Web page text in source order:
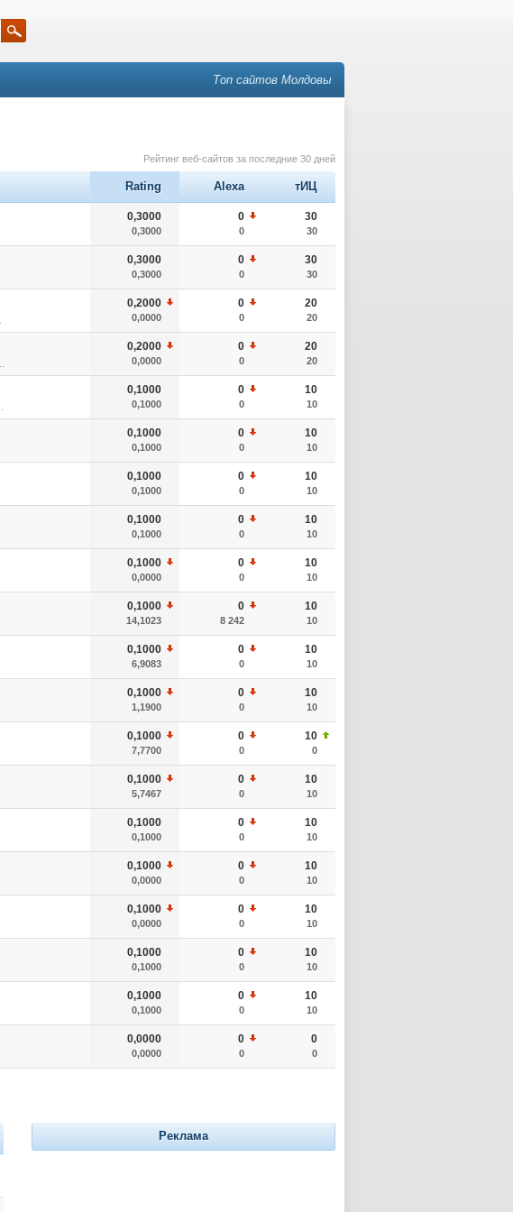
Топ сайтов Молдовы
Рейтинг веб-сайтов за последние 30 дней
Rating Alexa тИЦ
0,3000
0,3000
0
0
30
30
0,3000
0,3000
0
0
30
30
0,2000
0,0000
0
0
20
20
0,2000
0,0000
0
0
20
20
0,1000
0,1000
0
0
10
10
0,1000
0,1000
0
0
10
10
0,1000
0,1000
0
0
10
10
0,1000
0,1000
0
0
10
10
0,1000
0,0000
0
0
10
10
0,1000
14,1023
0
8 242
10
10
0,1000
6,9083
0
0
10
10
0,1000
1,1900
0
0
10
10
0,1000
7,7700
0
0
10
0
0,1000
5,7467
0
0
10
10
0,1000
0,1000
0
0
10
10
0,1000
0,0000
0
0
10
10
0,1000
0,0000
0
0
10
10
0,1000
0,1000
0
0
10
10
0,1000
0,1000
0
0
10
10
0,0000
0,0000
0
0
0
0
Реклама